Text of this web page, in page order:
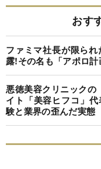
おす
ファミマ社長が限ら
露!その名も「アポロ
悪徳美容クリニックの
イト「美容ヒフコ」
験と業界の歪んだ実態